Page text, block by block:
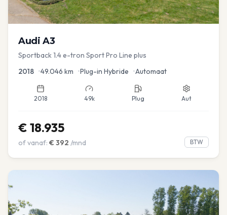
Audi A3
Sportback 1.4 e-tron Sport Pro Line plus
2018 •49.046 km •Plug-in Hybride •Automaat
2018 49k Plug Aut
€ 18.935
of vanaf: € 392 /mnd BTW